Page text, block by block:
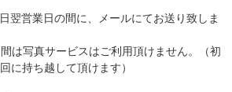
翌営業日の間に、メールにてお送り致しま
は写真サービスはご利用頂けません。（初
に持ち越して頂けます）